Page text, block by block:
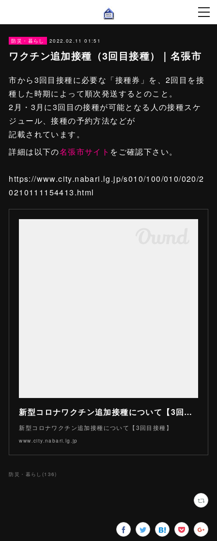
防災・暮らし 2022.02.11 01:51
ワクチン追加接種（3回目接種）｜名張市
市から3回目接種に必要な「接種券」を、2回目を接
種した時期によって順次発送するとのこと。
2月・3月に3回目の接種が可能となる人の接種スケ
ジュール、接種の予約方法などが
記載されています。
詳細は以下の名張市サイト をご確認下さい。
https://www.city.nabari.lg.jp/s010/100/010/020/2
0210111154413.html
新型コロナワクチン追加接種について【3回目接種】｜名張市
新型コロナワクチン追加接種について【3回目接種】
www.city.nabari.lg.jp
防災・暮らし (136)